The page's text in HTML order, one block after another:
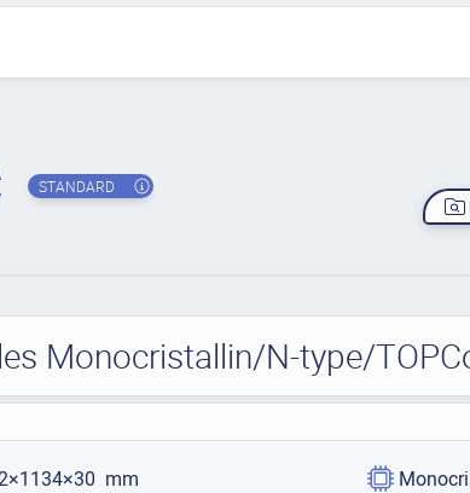
STANDARD
Monocristallin/N-type/
1722×1134×30 mm